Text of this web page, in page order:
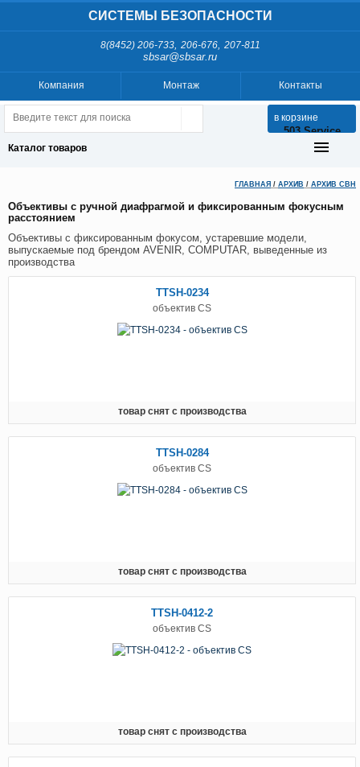
СИСТЕМЫ БЕЗОПАСНОСТИ
8(8452) 206-733, 206-676, 207-811
sbsar@sbsar.ru
Контакты
Монтаж
Компания
в корзине
503 Service
Temporarily
Unavailable
nginx-
reuseport/1.21.1
Каталог товаров
ГЛАВНАЯ / АРХИВ / АРХИВ СВН
Объективы с ручной диафрагмой и фиксированным фокусным
расстоянием
Объективы с фиксированным фокусом, устаревшие модели,
выпускаемые под брендом AVENIR, COMPUTAR, выведенные из
производства
TTSH-0234
объектив CS
товар снят с производства
TTSH-0284
объектив CS
товар снят с производства
TTSH-0412-2
объектив CS
товар снят с производства